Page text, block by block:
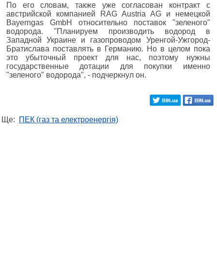
По его словам, также уже согласован контракт с
австрийской компанией RAG Austria AG и немецкой
Bayerngas GmbH относительно поставок "зеленого"
водорода. "Планируем производить водород в
Западной Украине и газопроводом Уренгой-Ужгород-
Братислава поставлять в Германию. Но в целом пока
это убыточный проект для нас, поэтому нужны
государственные дотации для покупки именно
"зеленого" водорода", - подчеркнул он.
Ще: ПЕК (газ та електроенергія)